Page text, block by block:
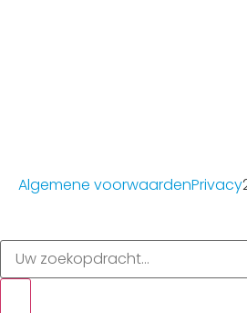
Algemene voorwaardenPrivacy